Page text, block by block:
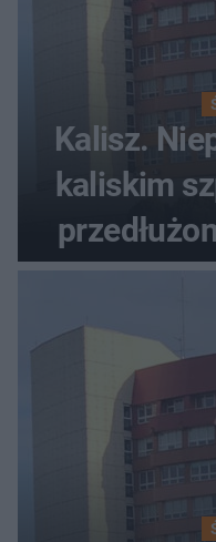
Kalisz.
kaliskim